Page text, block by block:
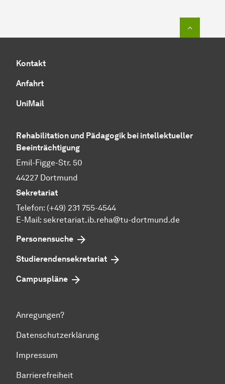
Kontakt
Anfahrt
UniMail
Rehabilitation und Pädagogik bei intellektueller
Beeinträchtigung
Emil-Figge-Str. 50
44227 Dortmund
Sekretariat
Telefon: (+49) 231 755-4544
E-Mail: sekretariat.ib.reha@tu-dortmund.de
Personensuche
Studierendensekretariat
Campuspläne
Anregungen?
Datenschutzerklärung
Impressum
Barrierefreiheit